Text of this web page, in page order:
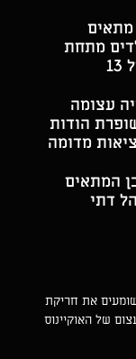
מתחת
עצומה
הודות
מדומה
המתאים
דתי
את חריקת
של האוקיינוס